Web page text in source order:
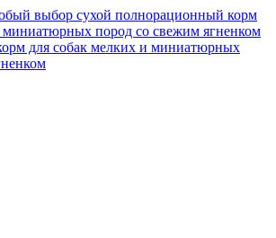
выбор сухой полнорационный корм
миниатюрных пород со свежим ягненком
для собак мелких и миниатюрных